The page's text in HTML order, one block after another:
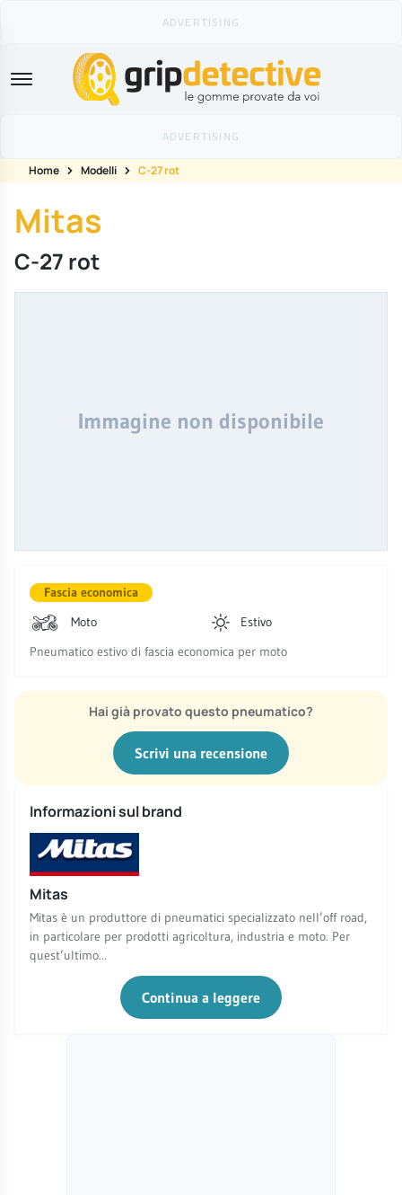
GripDetective
Home Modelli C-27 rot
Mitas
C-27 rot
Immagine non disponibile
Fascia economica
Moto
Estivo
Pneumatico estivo di fascia economica per moto
Hai già provato questo pneumatico?
Scrivi una recensione
Informazioni sul brand
Mitas
Mitas è un produttore di pneumatici specializzato nell’off road,
in particolare per prodotti agricoltura, industria e moto. Per
quest’ultimo...
Continua a leggere